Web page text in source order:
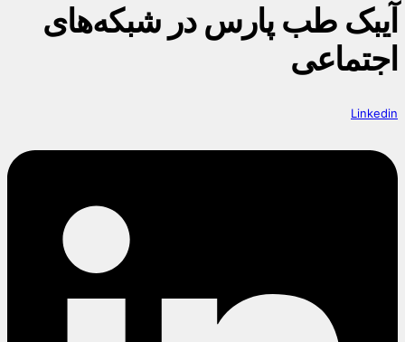
آیبک طب پارس در شبکه‌های
اجتماعی
Linkedin